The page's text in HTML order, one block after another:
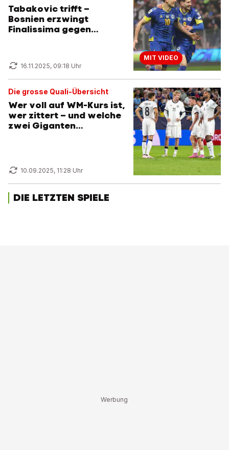
Tabakovic trifft –
Bosnien erzwingt
Finalissima gegen
16.11.2025, 09:18 Uhr
MIT VIDEO
Die grosse Quali-Übersicht
Wer voll auf WM-Kurs ist,
wer zittert – und welche
zwei Giganten
10.09.2025, 11:28 Uhr
DIE LETZTEN SPIELE